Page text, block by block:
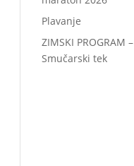
Plavanje
ZIMSKI PROGRAM –
Smučarski tek